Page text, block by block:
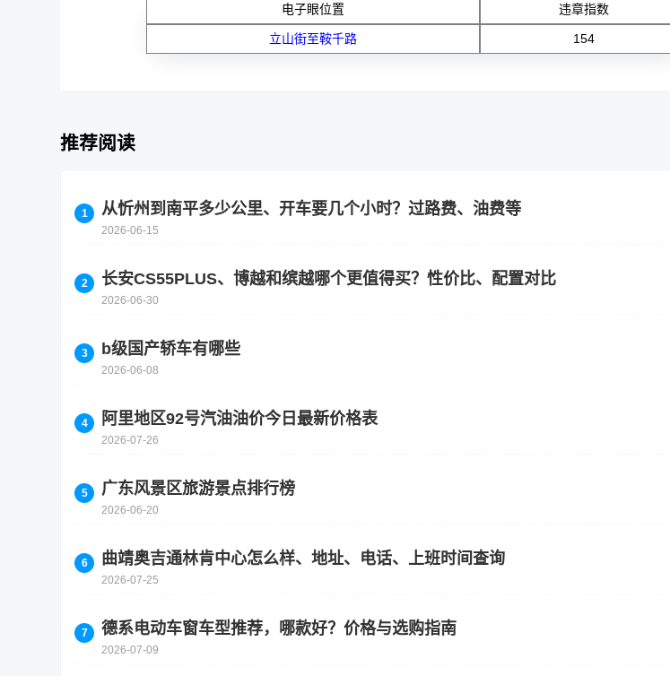
电子眼位置 违章指数
立山街至鞍千路 154
推荐阅读
从忻州到南平多少公里、开车要几个小时？过路费、油费等
2026-06-15
长安CS55PLUS、博越和缤越哪个更值得买？性价比、配置对比
2026-06-30
b级国产轿车有哪些
2026-06-08
阿里地区92号汽油油价今日最新价格表
2026-07-26
广东风景区旅游景点排行榜
2026-06-20
曲靖奥吉通林肯中心怎么样、地址、电话、上班时间查询
2026-07-25
德系电动车窗车型推荐，哪款好？价格与选购指南
2026-07-09